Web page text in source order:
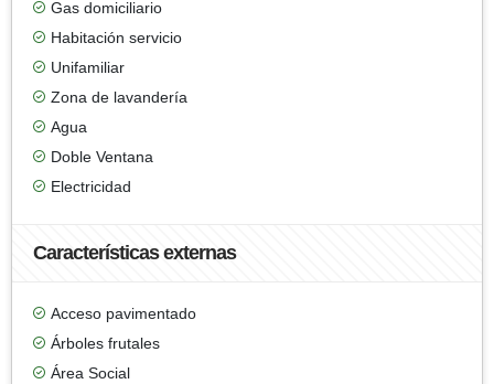
Gas domiciliario
Habitación servicio
Unifamiliar
Zona de lavandería
Agua
Doble Ventana
Electricidad
Características externas
Acceso pavimentado
Árboles frutales
Área Social